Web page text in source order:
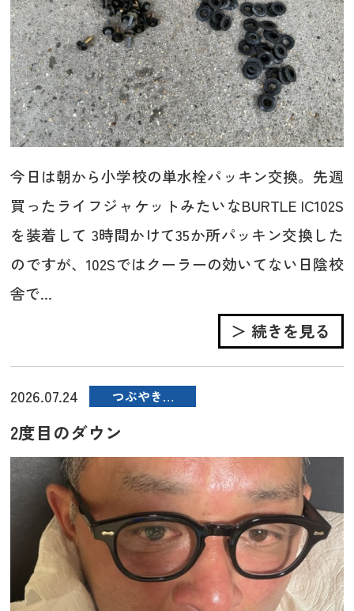
今日は朝から小学校の単水栓パッキン交換。先週
買ったライフジャケットみたいなBURTLE IC102S
を装着して 3時間かけて35か所パッキン交換した
のですが、102Sではクーラーの効いてない日陰校
舎で...
＞ 続きを見る
2026.07.24 つぶやき…
2度目のダウン